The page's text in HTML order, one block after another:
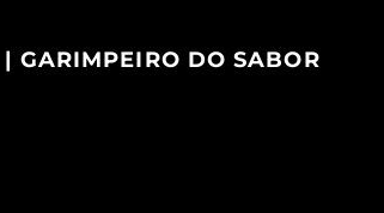
GARIMPEIRO DO SABOR